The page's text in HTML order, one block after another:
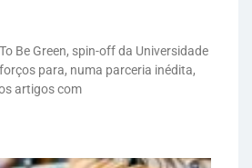
Be Green, spin-off da Universidade
para, numa parceria inédita,
artigos com